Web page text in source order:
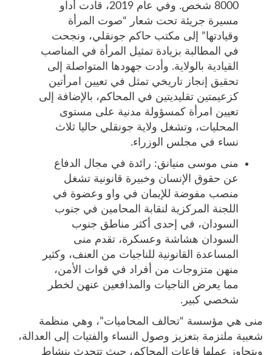
8000 شخص. وفي عام 2019، قادت أداو
مسيرة جريئة تحت شعار “صوت المرأة
وقيادتها” إلى مكتب حاكم جونقلي، ونجحت
في المطالبة بزيادة تمثيل المرأة في المناصب
القيادية بالولاية. وأدت جهودها المتواصلة إلى
تحقيق إنجاز تاريخي تمثل في تعيين امرأتين
كزعيمتين تقليديتين في المحاكم، بالإضافة إلى
تعيين امرأة كمسؤولة مدنية على مستوى
المحليات، وتشغل ولاية جونقلي حاليا ثلاث
نساء في مجلس الوزراء.
منى موسى منيانق: رائدة في مجال الدفاع
عن حقوق الإنسان وخبيرة قانونية تشغل
منصب مفوضة للإيمان في واو وعضوة في
اللجنة المركزية لنقابة المحامين في جنوب
السودان، في إحدى أكثر مناطق جنوب
السودان هشاشة وعسكرة، تقدم منى
المساعدة القانونية للناجيات من العنف، وكثير
منهن متزوجات من أفراد في قوات الأمن،
مما يعرض الناجيات والمدافعين عنهن لخطر
شخصي كبير.
منى هي مؤسسة “تحالف المحاميات”، وهي منظمة
شعبية ملتزمة بتعزيز وصول النساء والفتيات إلى العدالة،
ويتجاوز عملها قاعات المحاكم، حيث تتحدث بنشاط